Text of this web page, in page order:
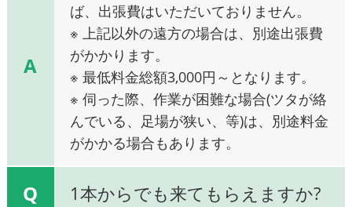
A
ば、出張費はいただいておりません。
※ 上記以外の遠方の場合は、別途出張費
がかかります。
※ 最低料金総額3,000円～となります。
※ 伺った際、作業が困難な場合(ツタが絡
んでいる、足場が狭い、等)は、別途料金
がかかる場合もあります。
Q 1本からでも来てもらえますか?